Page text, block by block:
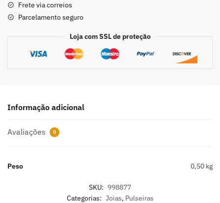
Frete via correios
Parcelamento seguro
Loja com SSL de proteção
Informação adicional
Avaliações 0
Peso 0,50 kg
SKU: 998877
Categorias: Joias, Pulseiras